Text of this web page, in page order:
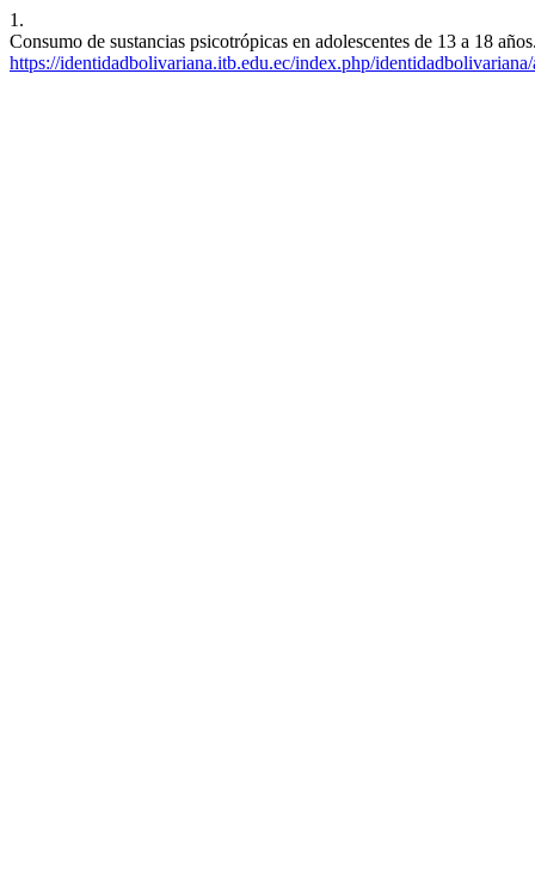
1.
Consumo de sustancias psicotrópicas en adolescentes de 13 a 18
https://identidadbolivariana.itb.edu.ec/index.php/